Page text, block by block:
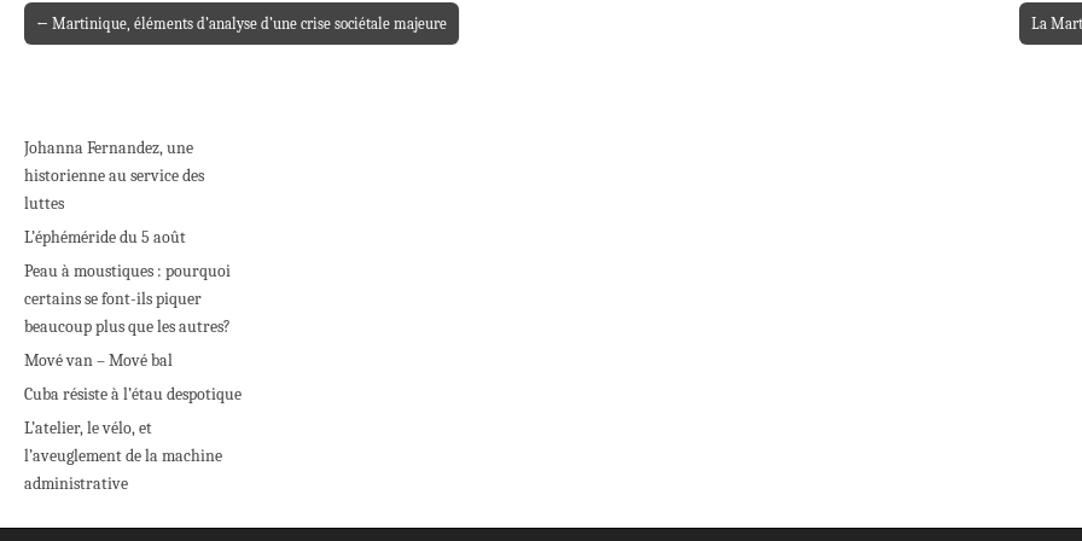
Post navigation
← Martinique, éléments d’analyse d’une crise sociétale majeure La
Johanna Fernandez, une
historienne au service des
luttes
L’éphéméride du 5 août
Peau à moustiques : pourquoi
certains se font-ils piquer
beaucoup plus que les autres?
Mové van – Mové bal
Cuba résiste à l’étau despotique
L’atelier, le vélo, et
l’aveuglement de la machine
administrative